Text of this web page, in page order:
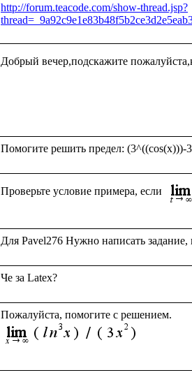
http://forum.teacode.com/show-thread.jsp?
Добрый вечер,подскажите
Проверьте условие примера, если